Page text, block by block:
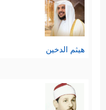
هيثم الدخين